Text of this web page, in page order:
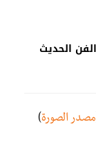
الحديث
مصدر الصورة)